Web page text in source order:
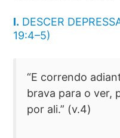
I. DESCER
19:4–5)
“E correndo
brava para o ver,
por ali.” (v.4)